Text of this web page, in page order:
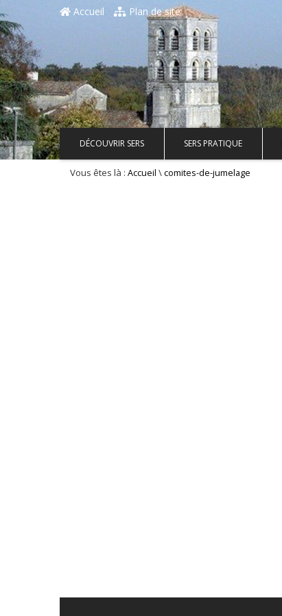
Accueil Plan de site
DÉCOUVRIR SERS SERS PRATIQUE
Vous êtes là : Accueil \comites-de-jumelage